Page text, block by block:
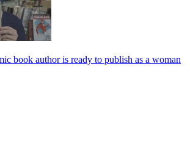
book author is ready to publish as a woman